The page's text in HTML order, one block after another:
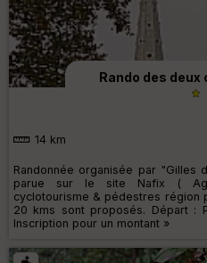
Rando des
14 km
Randonnée organisée par "Gilles
parue sur le site Nafix (
cyclotourisme & pédestres région
20 kms sont proposés. Départ :
Inscription pour un montant »